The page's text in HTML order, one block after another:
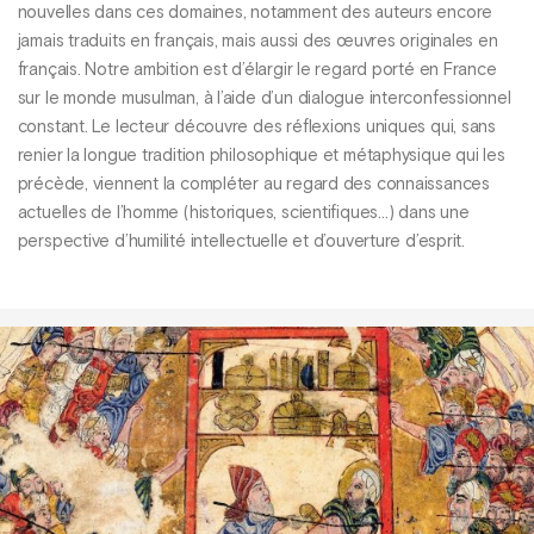
nouvelles dans ces domaines, notamment des auteurs encore
jamais traduits en français, mais aussi des œuvres originales en
français. Notre ambition est d’élargir le regard porté en France
sur le monde musulman, à l’aide d’un dialogue interconfessionnel
constant. Le lecteur découvre des réflexions uniques qui, sans
renier la longue tradition philosophique et métaphysique qui les
précède, viennent la compléter au regard des connaissances
actuelles de l’homme (historiques, scientifiques…) dans une
perspective d’humilité intellectuelle et d’ouverture d’esprit.